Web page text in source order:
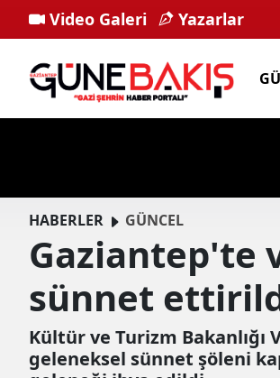
Video Galeri Yazarlar
HABERLER GÜNCEL
Gaziantep'te
sünnet
Kültür ve Turizm Bakanlığı
geleneksel sünnet şöleni